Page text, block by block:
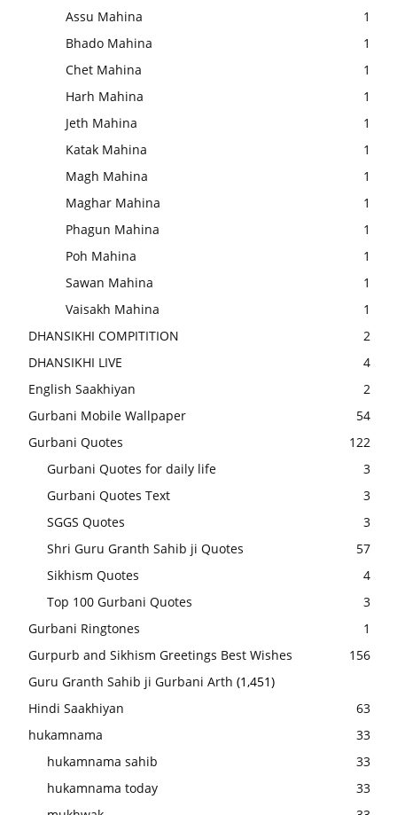
Assu Mahina
1
Bhado Mahina
1
Chet Mahina
1
Harh Mahina
1
Jeth Mahina
1
Katak Mahina
1
Magh Mahina
1
Maghar Mahina
1
Phagun Mahina
1
Poh Mahina
1
Sawan Mahina
1
Vaisakh Mahina
1
DHANSIKHI COMPITITION
2
DHANSIKHI LIVE
4
English Saakhiyan
2
Gurbani Mobile Wallpaper
54
Gurbani Quotes
122
Gurbani Quotes for daily life
3
Gurbani Quotes Text
3
SGGS Quotes
3
Shri Guru Granth Sahib ji Quotes
57
Sikhism Quotes
4
Top 100 Gurbani Quotes
3
Gurbani Ringtones
1
Gurpurb and Sikhism Greetings Best Wishes
156
Guru Granth Sahib ji Gurbani Arth (1,451)
Hindi Saakhiyan
63
hukamnama
33
hukamnama sahib
33
hukamnama today
33